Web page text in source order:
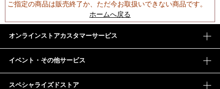
ご指定の商品は販売終了か、ただ今お取扱いできない商品です。
ホームへ戻る
オンラインストアカスタマーサービス
イベント・その他サービス
スペシャライズドストア